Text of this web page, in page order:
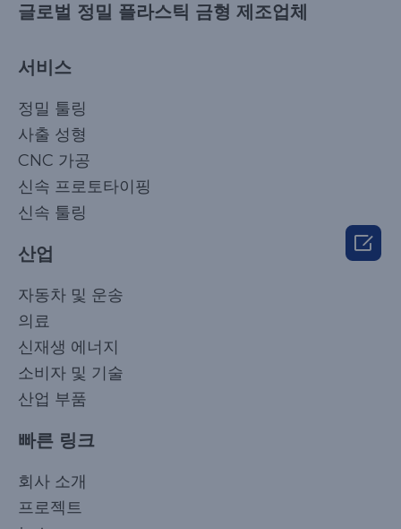
글로벌 정밀 플라스틱 금형 제조업체
서비스
정밀 툴링
사출 성형
CNC 가공
신속 프로토타이핑
신속 툴링
산업
자동차 및 운송
의료
신재생 에너지
소비자 및 기술
산업 부품
빠른 링크
회사 소개
프로젝트
